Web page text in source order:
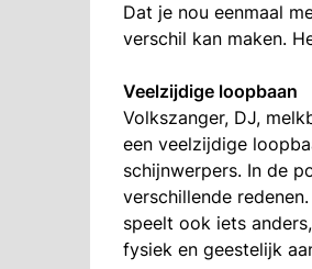
Dat je nou eenmaal
verschil kan maken.
Veelzijdige loopbaan
Volkszanger, DJ,
een veelzijdige
schijnwerpers. In de
verschillende
speelt ook iets
fysiek en geestelijk